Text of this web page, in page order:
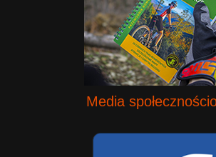
Media